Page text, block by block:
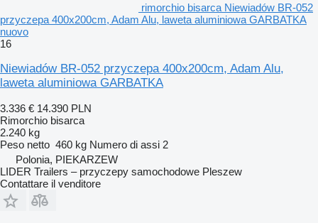
rimorchio bisarca Niewiadów BR-052
przyczepa 400x200cm, Adam Alu, laweta aluminiowa GARBATKA
nuovo
16
Niewiadów BR-052 przyczepa 400x200cm, Adam Alu,
laweta aluminiowa GARBATKA
3.336 € 14.390 PLN
Rimorchio bisarca
2.240 kg
Peso netto 460 kg Numero di assi 2
Polonia, PIEKARZEW
LIDER Trailers – przyczepy samochodowe Pleszew
Contattare il venditore